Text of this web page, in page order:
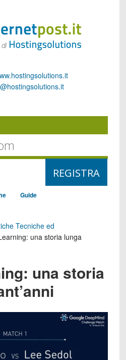
Guide
Tecniche ed
una storia lunga
una storia